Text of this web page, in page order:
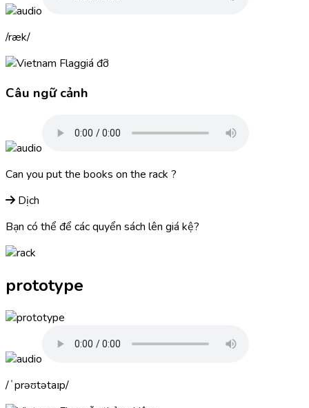
ræk
giá đỡ
Câu ngữ cảnh
Can you put the books on the rack ?
Dịch
Bạn có thể để các quyển sách lên giá kệ?
prototype
ˈprəʊtətaɪp